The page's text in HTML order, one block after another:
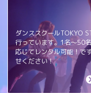
ダンススクールTOKYO
行っています。1名～50
応じてレンタル可能！で
せください！